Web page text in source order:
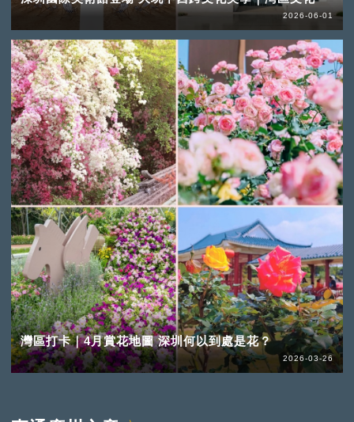
2026-06-01
灣區打卡｜4月賞花地圖 深圳何以到處是花？
2026-03-26